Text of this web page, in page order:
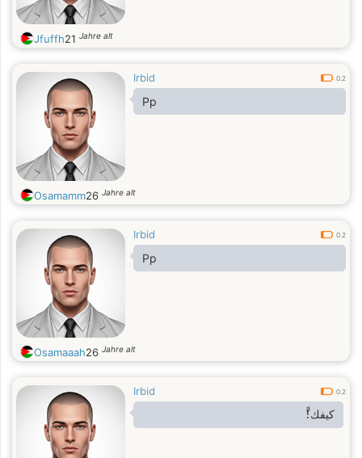
Jfuffh21 Jahre alt
Irbid 0.2
Pp
Osamamm26 Jahre alt
Irbid 0.2
Pp
Osamaaah26 Jahre alt
Irbid 0.2
كيفك!ًً